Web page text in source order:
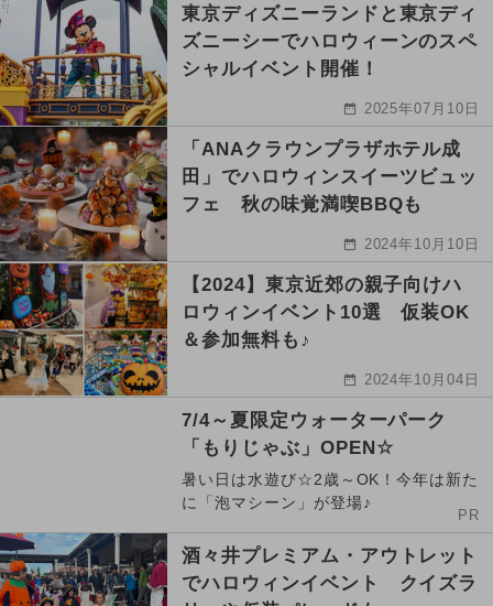
東京ディズニーランドと東京ディ
ズニーシーでハロウィーンのスペ
シャルイベント開催！
2025年07月10日
「ANAクラウンプラザホテル成
田」でハロウィンスイーツビュッ
フェ 秋の味覚満喫BBQも
2024年10月10日
【2024】東京近郊の親子向けハ
ロウィンイベント10選 仮装OK
＆参加無料も♪
2024年10月04日
7/4～夏限定ウォーターパーク
「もりじゃぶ」OPEN☆
暑い日は水遊び☆2歳～OK！今年は新た
に「泡マシーン」が登場♪
PR
酒々井プレミアム・アウトレット
でハロウィンイベント クイズラ